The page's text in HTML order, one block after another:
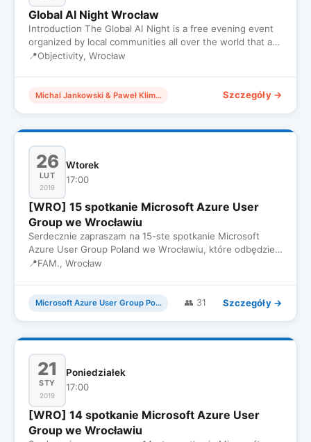
Global AI Night Wrocław
Introduction The Global AI Night is a free evening event
organized by local communities all over the world that are
pass…
📍Objectivity, Wrocław
Michal Jankowski & Paweł Klimczyk Szczegóły →
26
LUT
2019
Wtorek
17:00
[WRO] 15 spotkanie Microsoft Azure User
Group we Wrocławiu
Serdecznie zapraszam na 15-ste spotkanie Microsoft
Azure User Group Poland we Wrocławiu, które odbędzie
się 26 Lutego we…
📍FAM., Wrocław
Microsoft Azure User Group Poland 👥 31 Szczegóły →
21
STY
2019
Poniedziałek
17:00
[WRO] 14 spotkanie Microsoft Azure User
Group we Wrocławiu